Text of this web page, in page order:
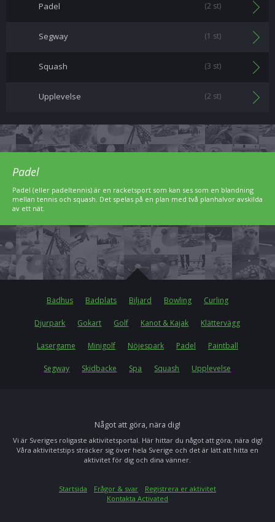
Padel (2 st)
Segway (1 st)
Squash (3 st)
Upplevelse (2 st)
Padel
Padel (eller padeltennis) är en racketsport som kan ses som en blandning
mellan tennis och squash. Det spelas på en plan med två planhalvor avskilda
av ett nät.
Badhus Badplats Biljard Bowling Curling
Djurpark Gokart Golf Kanot & Kajak Klättervägg
Lasergame Minigolf Nöjespark Padel Paintball
Segway Skidbacke Spa Squash Upplevelse
Något att göra, nära dig!
Vi är Sveriges roligaste aktivitetsportal. Här hittar du något att göra, nära dig!
Våra aktivitetstips sträcker sig över hela Sverige och det är lätt att hitta en
aktivitet för dig och dina vänner.
Startsida Frågor & svar
Registrera er aktivitet
Kontakta Activated